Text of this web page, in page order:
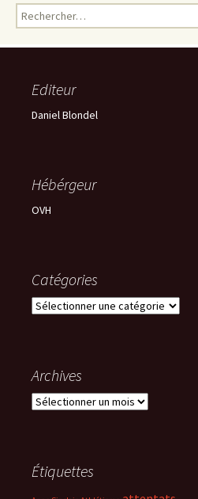
Rechercher :
Editeur
Daniel Blondel
Hébérgeur
OVH
Catégories
Catégories
Archives
Archives
Étiquettes